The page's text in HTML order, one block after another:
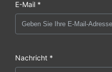
E-Mail *
Nachricht *